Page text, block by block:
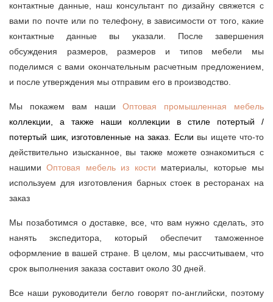
контактные данные, наш консультант по дизайну свяжется с
вами по почте или по телефону, в зависимости от того, какие
контактные данные вы указали. После завершения
обсуждения размеров, размеров и типов мебели мы
поделимся с вами окончательным расчетным предложением,
и после утверждения мы отправим его в производство.
Мы покажем вам нашиОптовая промышленная мебель
коллекции, а также наши коллекции в стиле потертый /
потертый шик, изготовленные на заказ. Если вы ищете что-то
действительно изысканное, вы также можете ознакомиться с
нашимиОптовая мебель из кости материалы, которые мы
используем для изготовления барных стоек в ресторанах на
заказ
Мы позаботимся о доставке, все, что вам нужно сделать, это
нанять экспедитора, который обеспечит таможенное
оформление в вашей стране. В целом, мы рассчитываем, что
срок выполнения заказа составит около 30 дней.
Все наши руководители бегло говорят по-английски, поэтому